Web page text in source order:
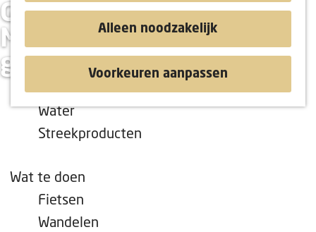
Alleen noodzakelijk
Voorkeuren aanpassen
d
e
h
m
a
n
Blog & Tips
Stranden
Natuur
Water
Streekproducten
Wat te doen
Fietsen
Wandelen
Gisteren een patatje,
Morgen een 5
gangendiner?